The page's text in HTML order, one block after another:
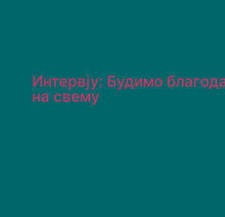
Интервју: Будимо
на свему